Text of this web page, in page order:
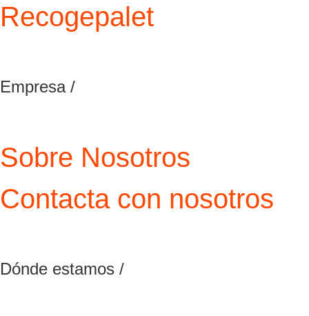
Recogepalet
Empresa /
Sobre Nosotros
Contacta con nosotros
Dónde estamos /